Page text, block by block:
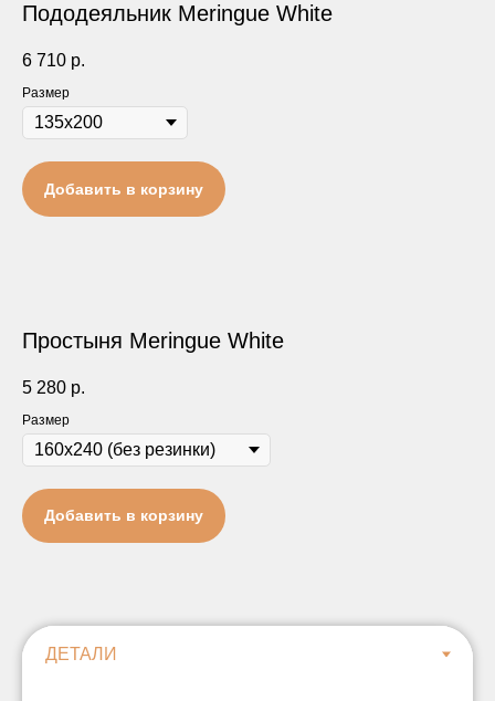
Пододеяльник Meringue White
6 710 р.
Размер
Добавить в корзину
Простыня Meringue White
5 280 р.
Размер
Добавить в корзину